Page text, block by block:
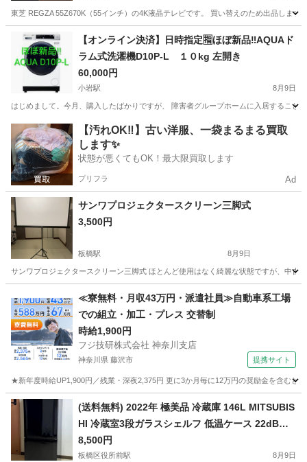
東芝 REGZA 55Z670K（55インチ）の4K液晶テレビです。 買い替えのため出品しま
東京 江戸川区 東大島駅 テレビ
【オンライン決済】日時指定🈯️ほぼ新品‼️AQUAド
ラム式洗濯機D10P-L １０kg 左開き
60,000円
小岩駅 8月9日
はじめまして。今月、購入したばかりですが、 障害者グループホームに入居するこ
東京 江戸川区 小岩駅 生活家電
【汚れOK‼️】古い洋服、一袋まるまる買取
します✨
状態が悪くてもOK！最大限買取します
プリフラ Ad
サンワプロジェクタースクリーン三脚式
3,500円
板橋駅 8月9日
サンワプロジェクタースクリーン三脚式 ほとんど使用はなく綺麗な状態ですが、中
板橋駅 プロジェクター、ホームシアター 三脚
≪寮無料・月収43万円・派遣社員≫自動車系工場
での組立・加工・プレス 交替制
時給1,900円
フジ技研株式会社 神奈川支店
神奈川県 藤沢市 提携サイト
★新年度時給UP1,900円／残業・深夜2,375円 更に3か月毎に12万円の奨励金を含む
神奈川 藤沢市 その他
(送料無料) 2022年 極美品 冷蔵庫 146L MITSUBIS
HI 冷蔵室3段ガラスシェルフ 低温ケース 22dB静
音設計 ⑨
8,500円
板橋区役所前駅 8月9日